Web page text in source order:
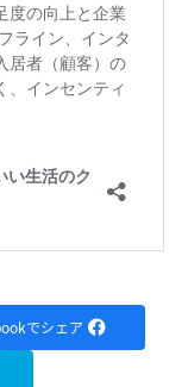
でシェア